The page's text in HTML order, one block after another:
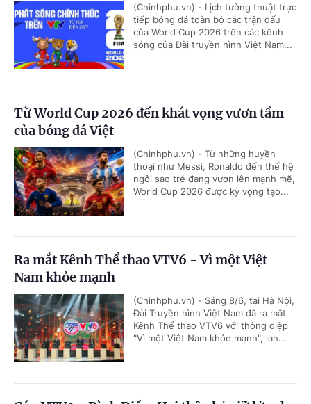
(Chinhphu.vn) - Lịch tường thuật trực
tiếp bóng đá toàn bộ các trận đấu
của World Cup 2026 trên các kênh
sóng của Đài truyền hình Việt Nam...
Từ World Cup 2026 đến khát vọng vươn tầm
của bóng đá Việt
(Chinhphu.vn) - Từ những huyền
thoại như Messi, Ronaldo đến thế hệ
ngôi sao trẻ đang vươn lên mạnh mẽ,
World Cup 2026 được kỳ vọng tạo...
Ra mắt Kênh Thể thao VTV6 - Vì một Việt
Nam khỏe mạnh
(Chinhphu.vn) - Sáng 8/6, tại Hà Nội,
Đài Truyền hình Việt Nam đã ra mắt
Kênh Thể thao VTV6 với thông điệp
"Vì một Việt Nam khỏe mạnh", lan...